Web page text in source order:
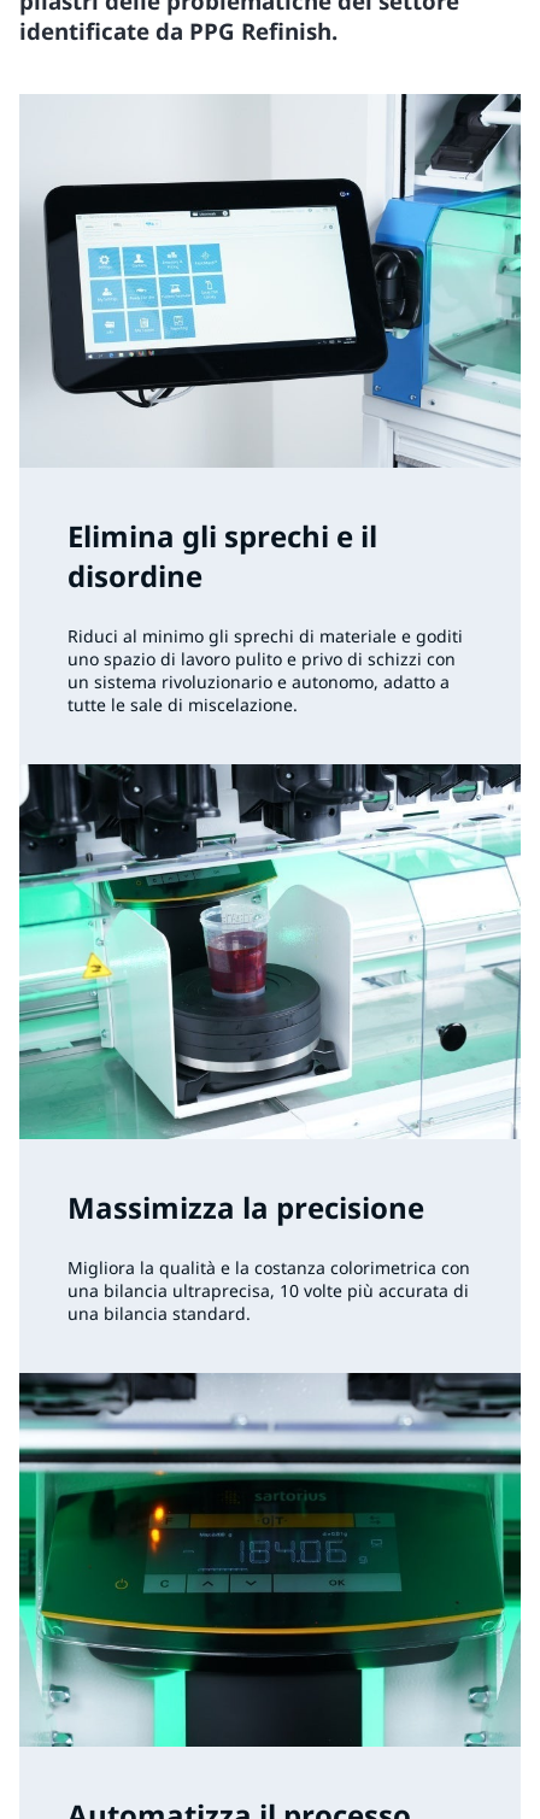
identificate da PPG Refinish.
Elimina gli sprechi e il
disordine
Riduci al minimo gli sprechi di materiale e goditi
uno spazio di lavoro pulito e privo di schizzi con
un sistema rivoluzionario e autonomo, adatto a
tutte le sale di miscelazione.
Massimizza la precisione
Migliora la qualità e la costanza colorimetrica con
una bilancia ultraprecisa, 10 volte più accurata di
una bilancia standard.